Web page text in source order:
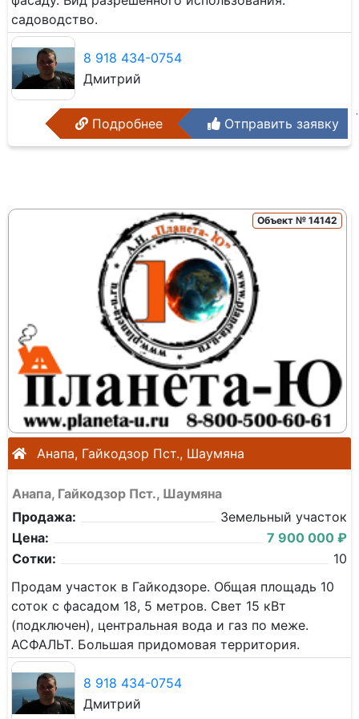
садоводство.
8 918 434-0754
Дмитрий
Подробнее Отправить заявку
Объект № 14142
Анапа, Гайкодзор Пст., Шаумяна
Анапа, Гайкодзор Пст., Шаумяна
Продажа:
Земельный участок
Цена:
7 900 000 ₽
Сотки:
10
Продам участок в Гайкодзоре. Общая площадь 10
соток с фасадом 18, 5 метров. Свет 15 кВт
(подключен), центральная вода и газ по меже.
АСФАЛЬТ. Большая придомовая территория.
8 918 434-0754
Дмитрий